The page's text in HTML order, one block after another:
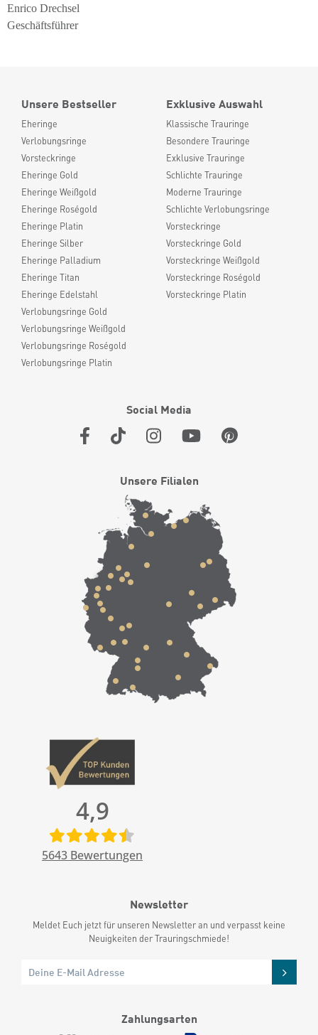
Enrico Drechsel
Geschäftsführer
Unsere Bestseller
Eheringe
Verlobungsringe
Vorsteckringe
Eheringe Gold
Eheringe Weißgold
Eheringe Roségold
Eheringe Platin
Eheringe Silber
Eheringe Palladium
Eheringe Titan
Eheringe Edelstahl
Verlobungsringe Gold
Verlobungsringe Weißgold
Verlobungsringe Roségold
Verlobungsringe Platin
Exklusive Auswahl
Klassische Trauringe
Besondere Trauringe
Exklusive Trauringe
Schlichte Trauringe
Moderne Trauringe
Schlichte Verlobungsringe
Vorsteckringe
Vorsteckringe Gold
Vorsteckringe Weißgold
Vorsteckringe Roségold
Vorsteckringe Platin
Social Media
Unsere Filialen
4,9
5643 Bewertungen
Newsletter
Meldet Euch jetzt für unseren Newsletter an und verpasst keine
Neuigkeiten der Trauringschmiede!
Zahlungsarten